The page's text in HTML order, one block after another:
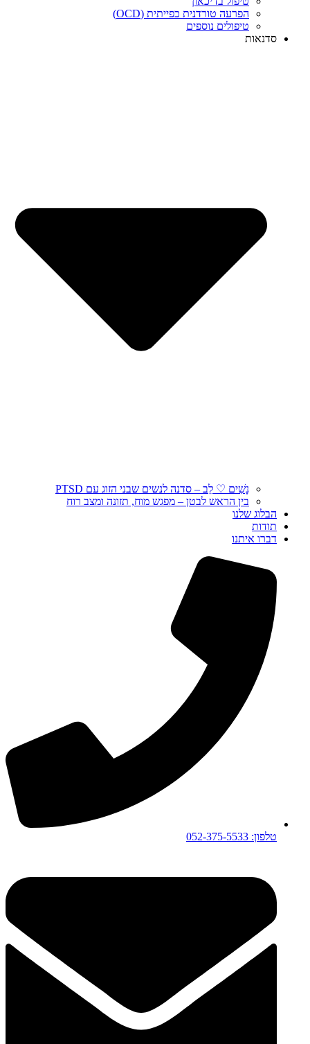
הפרעה טורדנית כפייתית (OCD)
טיפולים נוספים
סדנאות
נָשִׁים ♡ לֵב – סדנה לנשים שבני הזוג עם PTSD
בין הראש לבטן – מפגש מוח, תזונה ומצב רוח
הבלוג שלנו
תודות
דברו איתנו
טלפון: 052-375-5533